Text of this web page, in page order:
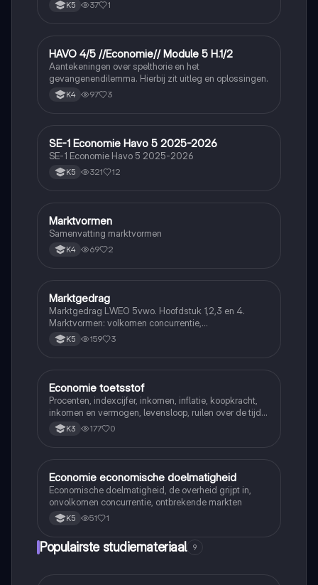
K5 37 1
Economie
HAVO 4/5 //Economie// Module 5 H.1/2
Aantekeningen over spelthorie en het
gevangenendilemma. Hierbij zit uitleg en oplossingen.
K4 97 3
Economie
SE-1 Economie Havo 5 2025-2026
SE-1 Economie Havo 5 2025-2026
K5 321 12
Economie
Marktvormen
Samenvatting marktvormen
K4 69 2
Economie
Marktgedrag
Marktgedrag LWEO 5vwo. Hoofdstuk 1,2,3 en 4.
Marktvormen: volkomen concurrentie,
monopolistische concurrentie, oligopolie en monopolie
K5 159 3
Economie
Economie toetsstof
Procenten, indexcijfer, inkomen, inflatie, koopkracht,
inkomen en vermogen, levensloop, ruilen over de tijd,
rente (interest), spaarrekening en spaardeposito,
particuliere verzekeringen, averechtse selectie, moral
K3 177 0
Economie
Economie economische doelmatigheid
Economische doelmatigheid, de overheid grijpt in,
onvolkomen concurrentie, ontbrekende markten
K5 51 1
Populairste studiemateriaal 9